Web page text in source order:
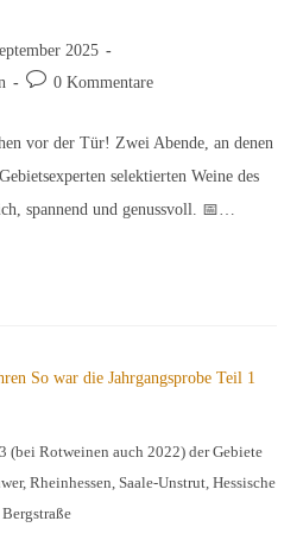
2025
Beitrags-0 Kommentare
vor der Tür! Zwei Abende, an denen
selektierten Weine des
spannend und genussvoll. 📅…
(bei Rotweinen auch 2022) der Gebiete
Rheinhessen, Saale-Unstrut, Hessische
Bergstraße